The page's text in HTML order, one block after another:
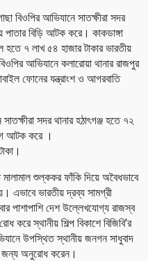
বিওপির আভিযানে সাতক্ষীরা সদর
পাতার বিড়ি আটক করে। কাকডাঙ্গা
হতে ৭ লাখ ৫৪ হাজার টাকার ভারতীয়
আভিযানে কলারোয়া থানার রাজপুর
ফোনের যন্ত্রাংশ ও আগরবাতি
সদর থানার হঠাৎগঞ্জ হতে ৭২
আটক করে ।
মালামাল শুল্ককর ফাঁকি দিয়ে অবৈধভাবে
এভাবে ভারতীয় দ্রব্য সামগ্রী
পাশাপাশি দেশ উল্লেখযোগ্য রাজস্ব
স্থানীয় শিল্প বিকাশে বিজিবি’র
উপস্থিত স্থানীয় জনগন সাধুবাদ
জন্য অনুরোধ করেন।